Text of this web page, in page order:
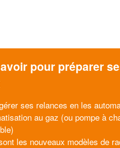
pour préparer
ses relances en les
au gaz (ou pompe à
les nouveaux modèles de